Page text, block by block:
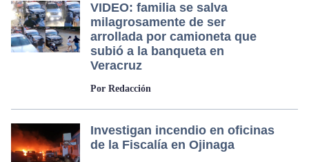
VIDEO: familia se salva
milagrosamente de ser
arrollada por camioneta que
subió a la banqueta en
Veracruz
Por Redacción
Investigan incendio en oficinas
de la Fiscalía en Ojinaga